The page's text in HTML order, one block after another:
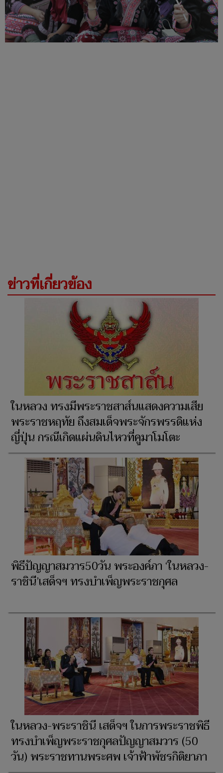
ข่าวที่เกี่ยวข้อง
ในหลวง ทรงมีพระราชสาส์นแสดงความเสีย
พระราชหฤทัย ถึงสมเด็จพระจักรพรรดิแห่ง
ญี่ปุ่น กรณีเกิดแผ่นดินไหวที่คูมาโมโตะ
พิธีปัญญาสมวาร50วัน พระองค์ภา ‘ในหลวง-
ราชินี’เสด็จฯ ทรงบำเพ็ญพระราชกุศล
ในหลวง-พระราชินี เสด็จฯ ในการพระราชพิธี
ทรงบำเพ็ญพระราชกุศลปัญญาสมวาร (50
วัน) พระราชทานพระศพ เจ้าฟ้าพัชรกิติยาภา